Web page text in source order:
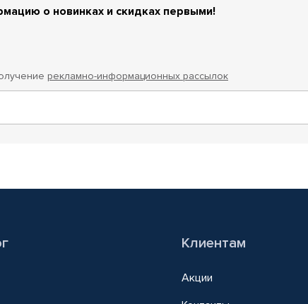
о новинках и скидках первыми!
рекламно-информационных рассылок
Клиентам
Акции